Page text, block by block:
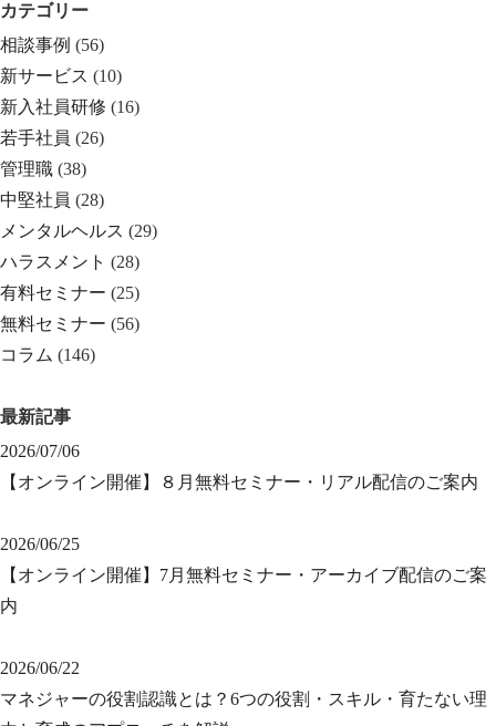
カテゴリー
相談事例 (56)
新サービス (10)
新入社員研修 (16)
若手社員 (26)
管理職 (38)
中堅社員 (28)
メンタルヘルス (29)
ハラスメント (28)
有料セミナー (25)
無料セミナー (56)
コラム (146)
最新記事
2026/07/06
【オンライン開催】８月無料セミナー・リアル配信のご案内
2026/06/25
【オンライン開催】7月無料セミナー・アーカイブ配信のご案
内
2026/06/22
マネジャーの役割認識とは？6つの役割・スキル・育たない理